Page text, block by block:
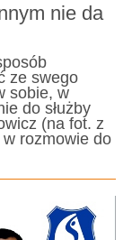
nie da
ze swego
sobie, w
do służby
(na fot. z
w rozmowie do